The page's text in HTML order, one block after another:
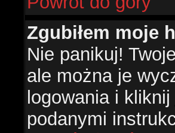
Zgubiłem moje
Nie panikuj!
ale można je
logowania i kliknij
podanymi